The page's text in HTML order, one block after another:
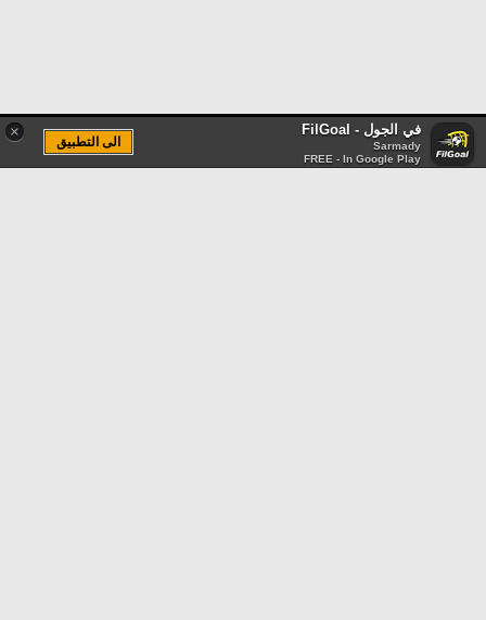
× في الجول - FilGoal
Sarmady
FREE - In Google Play
الى التطبيق